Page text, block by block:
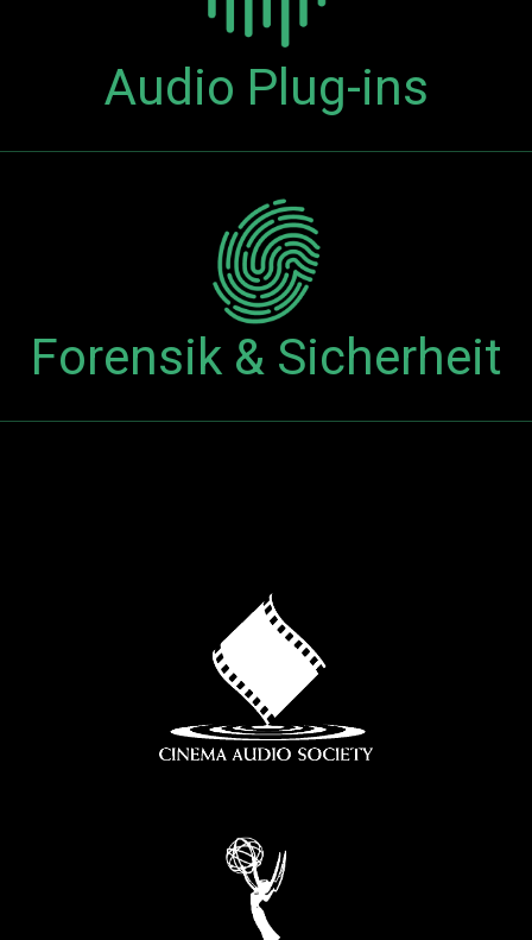
Audio Plug-ins
Forensik & Sicherheit